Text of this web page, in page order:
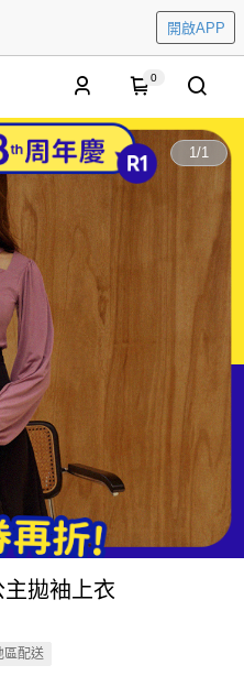
開啟APP
0
1/1
拋袖上衣
區配送